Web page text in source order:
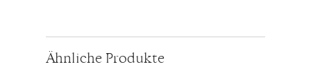
Ähnliche Produkte